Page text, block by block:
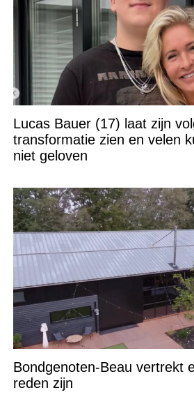
Lucas Bauer (17) laat zijn
transformatie zien en velen
niet geloven
Bondgenoten-Beau vertrekt
reden zijn